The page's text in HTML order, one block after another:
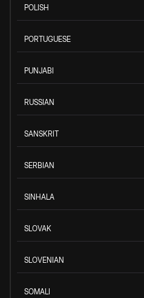
POLISH
PORTUGUESE
PUNJABI
RUSSIAN
SANSKRIT
SERBIAN
SINHALA
SLOVAK
SLOVENIAN
SOMALI